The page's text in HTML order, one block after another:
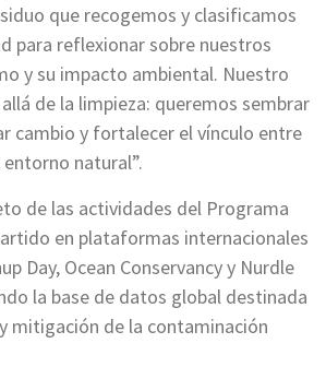
que recogemos y clasificamos
para reflexionar sobre nuestros
y su impacto ambiental. Nuestro
de la limpieza: queremos sembrar
cambio y fortalecer el vínculo entre
natural”.
de las actividades del Programa
en plataformas internacionales
Day, Ocean Conservancy y Nurdle
la base de datos global destinada
mitigación de la contaminación